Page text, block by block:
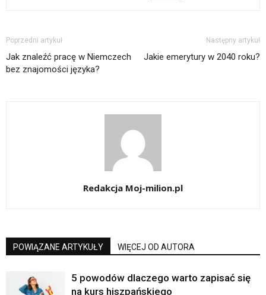
Poprzedni artykuł
Jak znaleźć pracę w Niemczech
bez znajomości języka?
Następny artykuł
Jakie emerytury w 2040 roku?
Redakcja Moj-milion.pl
POWIĄZANE ARTYKUŁY WIĘCEJ OD AUTORA
5 powodów dlaczego warto zapisać się
na kurs hiszpańskiego